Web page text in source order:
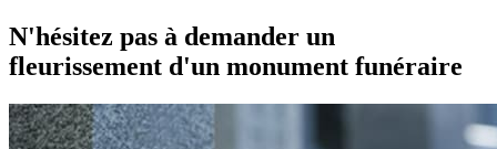
N'hésitez pas à demander un
fleurissement d'un monument funéraire